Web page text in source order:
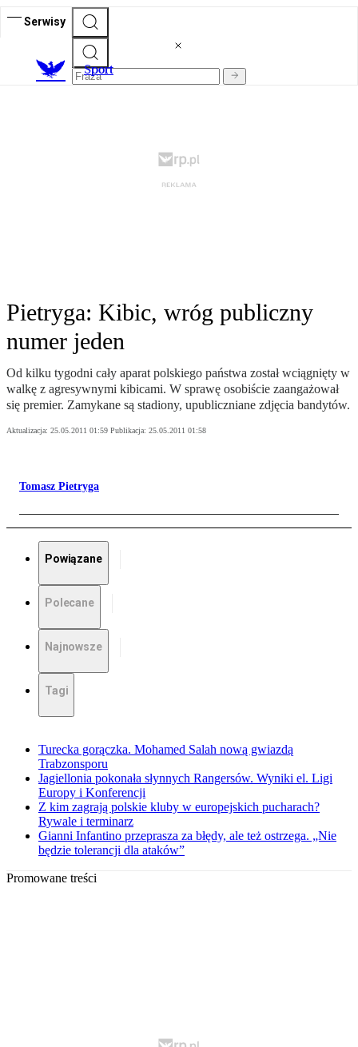
Serwisy
Sport
Pietryga: Kibic, wróg publiczny
numer jeden
Od kilku tygodni cały aparat polskiego państwa został wciągnięty w
walkę z agresywnymi kibicami. W sprawę osobiście zaangażował
się premier. Zamykane są stadiony, upubliczniane zdjęcia bandytów.
Aktualizacja: 25.05.2011 01:59 Publikacja: 25.05.2011 01:58
Tomasz Pietryga
Powiązane
Polecane
Najnowsze
Tagi
Turecka gorączka. Mohamed Salah nową gwiazdą
Trabzonsporu
Jagiellonia pokonała słynnych Rangersów. Wyniki el. Ligi
Europy i Konferencji
Z kim zagrają polskie kluby w europejskich pucharach?
Rywale i terminarz
Gianni Infantino przeprasza za błędy, ale też ostrzega. „Nie
będzie tolerancji dla ataków”
Promowane treści